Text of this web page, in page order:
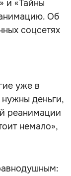
и «Тайны
Об
соцсетях
уже в
деньги,
реанимации
немало»,